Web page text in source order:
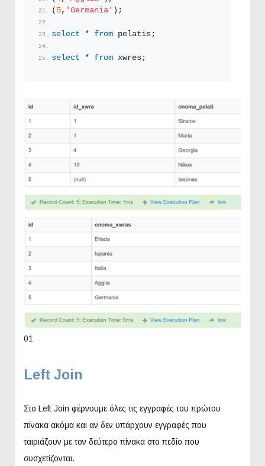
( 5, 'Germania' );
select * from pelatis;
select * from xwres;
01
Left Join
Στο Left Join φέρνουμε όλες τις εγγραφές του πρώτου
πίνακα ακόμα και αν δεν υπάρχουν εγγραφές που
ταιριάζουν με τον δεύτερο πίνακα στο πεδίο που
συσχετίζονται.